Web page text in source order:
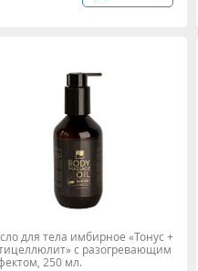
для тела имбирное «Тонус +
с разогревающим
250 мл.